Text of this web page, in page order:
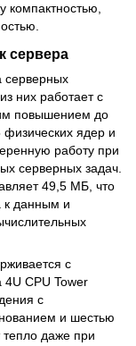
компактностью,
сервера
серверных
них работает с
повышением до
ядер и
работу при
серверных задач.
49,5 МБ, что
к данным и
с
CPU Tower
с
и шестью
даже при